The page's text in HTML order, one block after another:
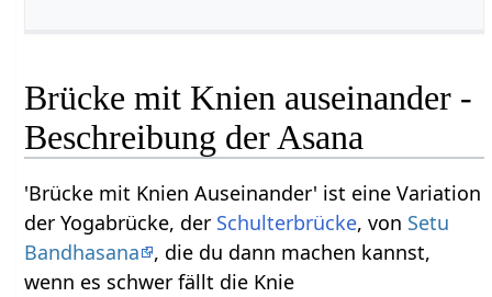
Brücke mit Knien auseinander -
Beschreibung der Asana
'Brücke mit Knien Auseinander' ist eine Variation
der Yogabrücke, der Schulterbrücke, von Setu
Bandhasana
, die du dann machen kannst,
wenn es schwer fällt die Knie